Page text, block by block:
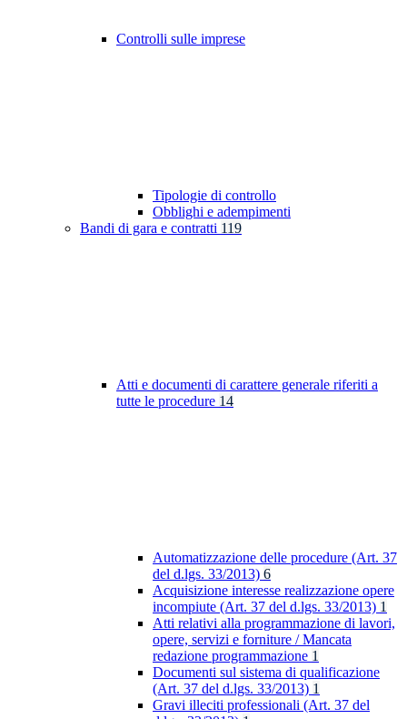
Controlli sulle imprese
Tipologie di controllo
Obblighi e adempimenti
Bandi di gara e contratti 119
Atti e documenti di carattere generale riferiti a
tutte le procedure 14
Automatizzazione delle procedure (Art. 37
del d.lgs. 33/2013) 6
Acquisizione interesse realizzazione opere
incompiute (Art. 37 del d.lgs. 33/2013) 1
Atti relativi alla programmazione di lavori,
opere, servizi e forniture / Mancata
redazione programmazione 1
Documenti sul sistema di qualificazione
(Art. 37 del d.lgs. 33/2013) 1
Gravi illeciti professionali (Art. 37 del